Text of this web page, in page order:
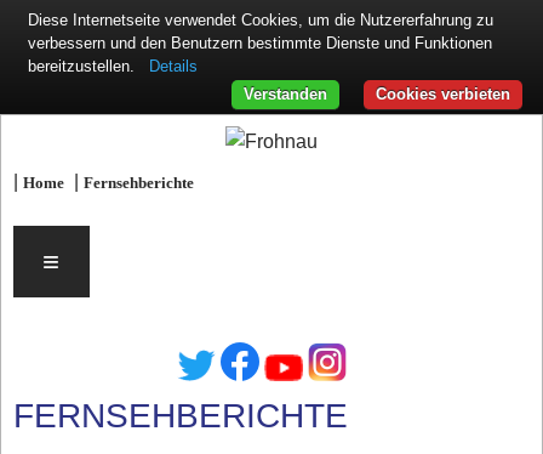
|Home |Fernsehberichte
≡
FERNSEHBERICHTE
Diese Internetseite verwendet Cookies, um die Nutzererfahrung zu
verbessern und den Benutzern bestimmte Dienste und Funktionen
bereitzustellen.
Details
Cookies verbieten
Verstanden